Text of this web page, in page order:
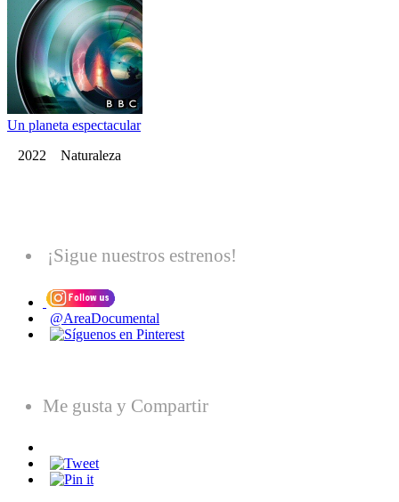
Un planeta espectacular
2022 Naturaleza
¡Sigue nuestros estrenos!
@AreaDocumental
Me gusta y Compartir